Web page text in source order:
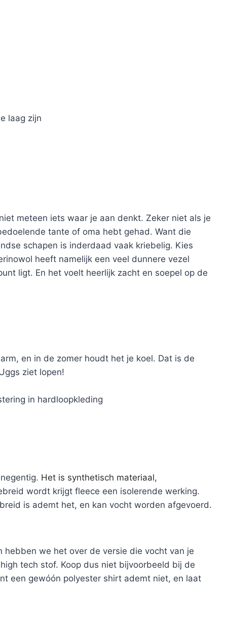
laag zijn
meteen iets waar je aan denkt. Zeker niet als je
tante of oma hebt gehad. Want die
schapen is inderdaad vaak kriebelig. Kies
heeft namelijk een veel dunnere vezel
ligt. En het voelt heerlijk zacht en soepel op de
en in de zomer houdt het je koel. Dat is de
ziet lopen!
in hardloopkleding
Het is synthetisch materiaal,
wordt krijgt fleece een isolerende werking.
is ademt het, en kan vocht worden afgevoerd.
we het over de versie die vocht van je
tech stof. Koop dus niet bijvoorbeeld bij de
een gewóón polyester shirt ademt niet, en laat